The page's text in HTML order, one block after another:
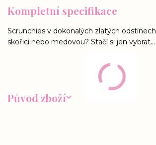
Kompletní specifikace
Scrunchies v dokonalých zlatých
skořici nebo medovou? Stačí si jen vybrat...
Původ zboží